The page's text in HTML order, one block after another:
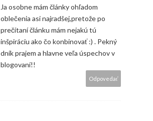
Ja osobne mám články ohľadom
oblečenia asi najradšej,pretože po
prečítaní článku mám nejakú tú
inšpiráciu ako čo konbinovať :) . Pekný
dník prajem a hlavne veľa úspechov v
blogovaní!!
Odpovedať